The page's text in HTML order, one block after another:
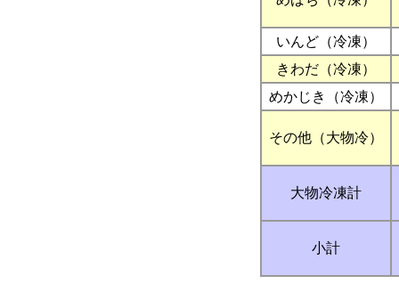
いんど（冷凍）
きわだ（冷凍）
めかじき（冷凍）
その他（大物冷）
大物冷凍計
小計